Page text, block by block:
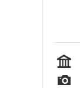
Tid